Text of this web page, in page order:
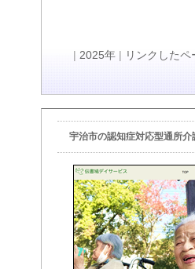
| 2025年| リンクしたペ
宇治市の認知症対応型通所